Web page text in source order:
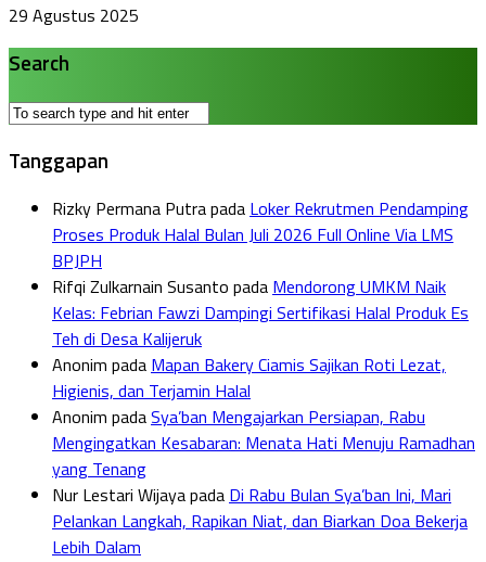
29 Agustus 2025
Search
Tanggapan
Rizky Permana Putrapada Loker Rekrutmen Pendamping
Proses Produk Halal Bulan Juli 2026 Full Online Via LMS
BPJPH
Rifqi Zulkarnain Susanto pada Mendorong UMKM Naik
Kelas: Febrian Fawzi Dampingi Sertifikasi Halal Produk Es
Teh di Desa Kalijeruk
Anonim pada Mapan Bakery Ciamis Sajikan Roti Lezat,
Higienis, dan Terjamin Halal
Anonim padaSya’ban Mengajarkan Persiapan, Rabu
Mengingatkan Kesabaran: Menata Hati Menuju Ramadhan
yang Tenang
Nur Lestari Wijayapada Di Rabu Bulan Sya’ban Ini, Mari
Pelankan Langkah, Rapikan Niat, dan Biarkan Doa Bekerja
Lebih Dalam